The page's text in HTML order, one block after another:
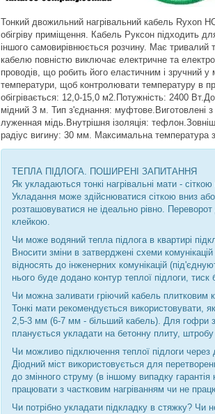
Тонкий двожильний нагрівальний кабель Ryxon
обігріву приміщення. Кабель Руксон підходить
іншого самовирівнюється розчину. Має тривалий
кабелю повністю виключає електричне та
проводів, що робить його еластичним і зручний
температури, щоб контролювати температуру в
обігрівається: 12,0-15,0 м2.Потужність: 2400
мідний 3 м. Тип з'єднання: муфтове.Виготовлені
луженная мідь.Внутрішня ізоляція:
радіус вигину: 30 мм. Максимальна температура
ТЕПЛА ПІДЛОГА. ПОШИРЕНІ ЗАПИТАННЯ
Як укладаються тонкі нагрівальні мати -
Укладання може здійснюватися сіткою вниз
розташовуватися не ідеально рівно.
клейкою.
Чи може водяний тепла підлога в квартирі
Вносити зміни в затверджені схеми
відносять до інженерних комунікацій
нього буде додано контур теплої підлоги,
Чи можна заливати гріючий кабель плитковим
Тонкі мати рекомендується
2,5-3 мм (6-7 мм - більший кабель). Для гофри
планується укладати на бетонну плиту,
Чи можливо підключення теплої підлоги через
Діодний міст використовується для
до змінного струму (в іншому випадку
працювати з частковим нагріванням чи не
Чи потрібно укладати підкладку в стяжку? Чи